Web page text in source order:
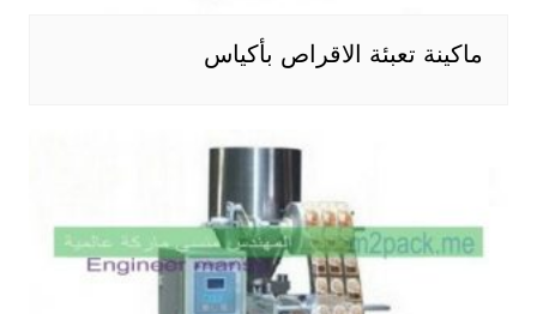
ماكينة تعبئة الاقراص بأكياس